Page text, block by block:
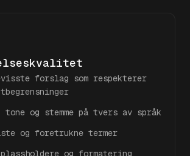
forslag som respekterer
tone og stemme på tvers av språk
og foretrukne termer
og formatering